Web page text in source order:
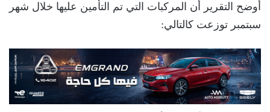
أوضح التقرير أن المركبات التي تم التأمين عليها خلال شهر
سبتمبر توزعت كالتالي: